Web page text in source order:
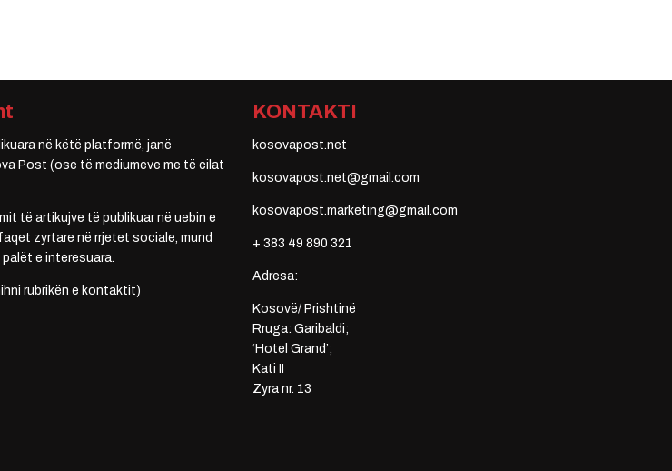
në këtë platformë, janë
Post (ose të mediumeve me të cilat
të artikujve të publikuar në uebin e
zyrtare në rrjetet sociale, mund
e interesuara.
rubrikën e kontaktit)
KONTAKTI
kosovapost.net
kosovapost.net@gmail.com
kosovapost.marketing@gmail.com
+ 383 49 890 321
Adresa:
Kosovë/ Prishtinë
Rruga: Garibaldi;
‘Hotel Grand’;
Kati II
Zyra nr. 13